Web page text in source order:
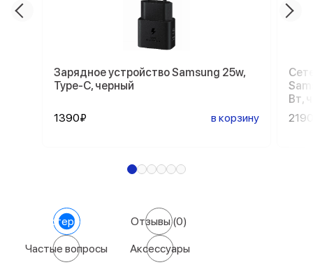
Зарядное устройство Samsung 25w,
Type-C, черный
1390₽ в корзину
Вт,
Характеристики Отзывы(0)
Частые вопросы Аксессуары